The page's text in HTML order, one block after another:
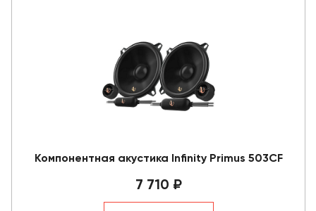
Компонентная акустика Infinity Primus 503CF
7 710 ₽